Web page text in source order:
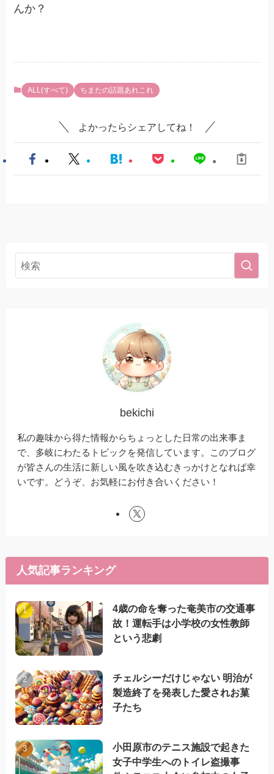
んか？
ALL(すべて) ちまたの話題あれこれ
よかったらシェアしてね！
bekichi
私の趣味から得た情報からちょっとした日常の出来事ま
で、多岐にわたるトピックを発信しています。このブログ
が皆さんの生活に新しい風を吹き込むきっかけとなれば幸
いです。どうぞ、お気軽にお付き合いください！
人気記事ランキング
4歳の命を奪った奄美市の交通事
故！運転手は小学校の女性教師
という悲劇
チェルシーだけじゃない 明治が
製造終了を発表した愛されお菓
子たち
小田原市のテニス施設で起きた
女子中学生へのトイレ盗撮事